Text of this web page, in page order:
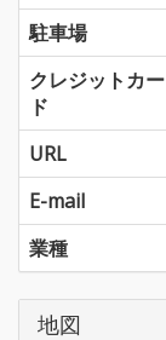
駐車場
クレジットカー
ド
URL
E-mail
業種
地図